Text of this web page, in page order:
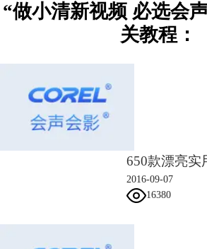
入一个关键帧，参数同最后一帧一样：宽度、
5、在覆叠轨2中插入一个红色的色块，将色块
色色块的属性，随后粘贴可选属性中的滤镜即可
1）双击屏幕，分开输入两行文字，字体设置为
“做小清新视频 必选会
关教程：
2016-09-07
16380